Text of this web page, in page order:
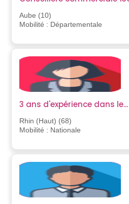
Aube (10)
Mobilité : Départementale
3 ans d'expérience dans le...
Rhin (Haut) (68)
Mobilité : Nationale